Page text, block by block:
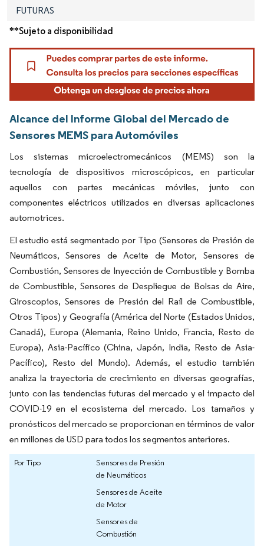
FUTURAS
**Sujeto a disponibilidad
Alcance del Informe Global del Mercado de
Sensores MEMS para Automóviles
Los sistemas microelectromecánicos (MEMS) son la
tecnología de dispositivos microscópicos, en particular
aquellos con partes mecánicas móviles, junto con
componentes eléctricos utilizados en diversas aplicaciones
automotrices.
El estudio está segmentado por Tipo (Sensores de Presión de
Neumáticos, Sensores de Aceite de Motor, Sensores de
Combustión, Sensores de Inyección de Combustible y Bomba
de Combustible, Sensores de Despliegue de Bolsas de Aire,
Giroscopios, Sensores de Presión del Raíl de Combustible,
Otros Tipos) y Geografía (América del Norte (Estados Unidos,
Canadá), Europa (Alemania, Reino Unido, Francia, Resto de
Europa), Asia-Pacífico (China, Japón, India, Resto de Asia-
Pacífico), Resto del Mundo). Además, el estudio también
analiza la trayectoria de crecimiento en diversas geografías,
junto con las tendencias futuras del mercado y el impacto del
COVID-19 en el ecosistema del mercado. Los tamaños y
pronósticos del mercado se proporcionan en términos de valor
en millones de USD para todos los segmentos anteriores.
Por Tipo
Sensores de Presión
de Neumáticos
Sensores de Aceite
de Motor
Sensores de
Combustión